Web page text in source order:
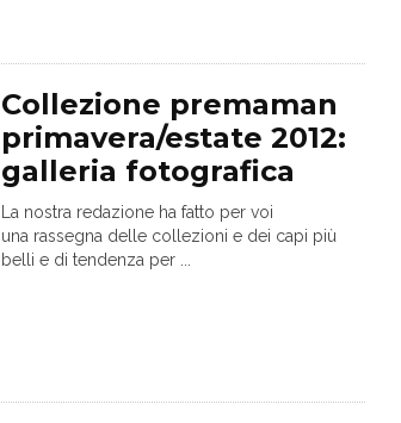
Collezione premaman
primavera/estate 2012:
galleria fotografica
La nostra redazione ha fatto per voi
una rassegna delle collezioni e dei capi più
belli e di tendenza per ...